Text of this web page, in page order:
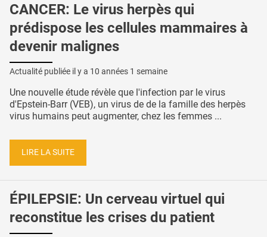
CANCER: Le virus herpès qui
prédispose les cellules mammaires à
devenir malignes
Actualité publiée il y a 10 années 1 semaine
Une nouvelle étude révèle que l'infection par le virus
d'Epstein-Barr (VEB), un virus de de la famille des herpès
virus humains peut augmenter, chez les femmes ...
LIRE LA SUITE
ÉPILEPSIE: Un cerveau virtuel qui
reconstitue les crises du patient